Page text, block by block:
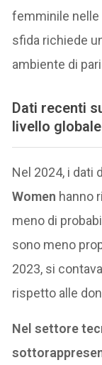
femminile nelle
sfida richiede
ambiente di
Dati recenti
livello globale
Nel 2024, i dati
Women hanno
meno di
sono meno
2023, si
rispetto alle
Nel settore